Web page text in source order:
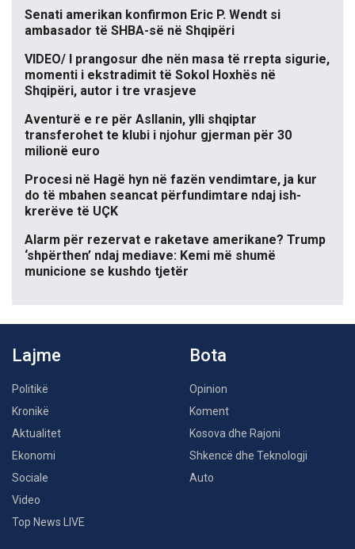
Senati amerikan konfirmon Eric P. Wendt si
ambasador të SHBA-së në Shqipëri
VIDEO/ I prangosur dhe nën masa të rrepta sigurie,
momenti i ekstradimit të Sokol Hoxhës në
Shqipëri, autor i tre vrasjeve
Aventurë e re për Asllanin, ylli shqiptar
transferohet te klubi i njohur gjerman për 30
milionë euro
Procesi në Hagë hyn në fazën vendimtare, ja kur
do të mbahen seancat përfundimtare ndaj ish-
krerëve të UÇK
Alarm për rezervat e raketave amerikane? Trump
‘shpërthen’ ndaj mediave: Kemi më shumë
municione se kushdo tjetër
Lajme
Politikë
Kronikë
Aktualitet
Ekonomi
Sociale
Video
Top News LIVE
Bota
Opinion
Koment
Kosova dhe Rajoni
Shkencë dhe Teknologji
Auto